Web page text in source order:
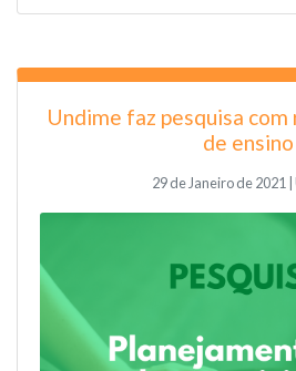
Undime faz pesquisa com
de ensino
29 de Janeiro de 2021